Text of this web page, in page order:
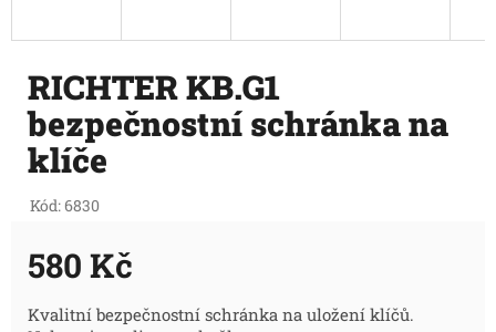
RICHTER KB.G1
bezpečnostní schránka na
klíče
Kód:6830
580 Kč
Měrná
Kvalitní bezpečnostní schránka na uložení klíčů.